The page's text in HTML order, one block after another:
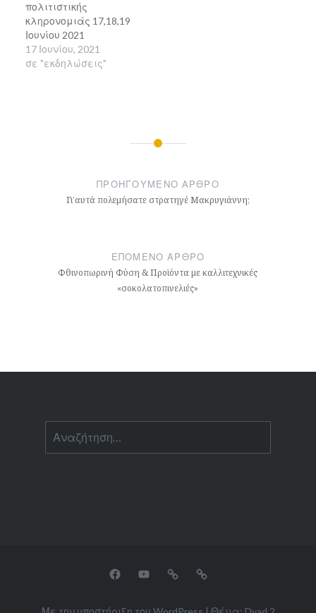
πολιτιστικής
κληρονομιάς 17,18,19
Ιουνίου 2021
17 Ιουνίου, 2021
σε "εκδηλώσεις"
ΠΡΟΗΓΟΎΜΕΝΟ ΆΡΘΡΟ
Γι’αυτά πολεμήσατε στρατηγέ Μακρυγιάννη;
ΕΠΌΜΕΝΟ ΆΡΘΡΟ
Φθινοπωρινή Φύση & Προϊόντα με καλλιτεχνικές
«σοκολατοπινελιές»
για:
facebookyoutubetripadvisor
airbnb